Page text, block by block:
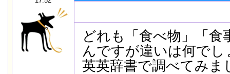
どれも「食べ物」「
んですが違いは何でし
英英辞書で調べてみま